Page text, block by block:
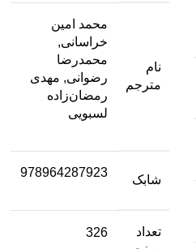
نام
مترجم
محمد امین
خراسانی,
محمدرضا
رضوانی, مهدی
رمضان‌زاده
لسبویی
شابک
978964287923
تعداد
326